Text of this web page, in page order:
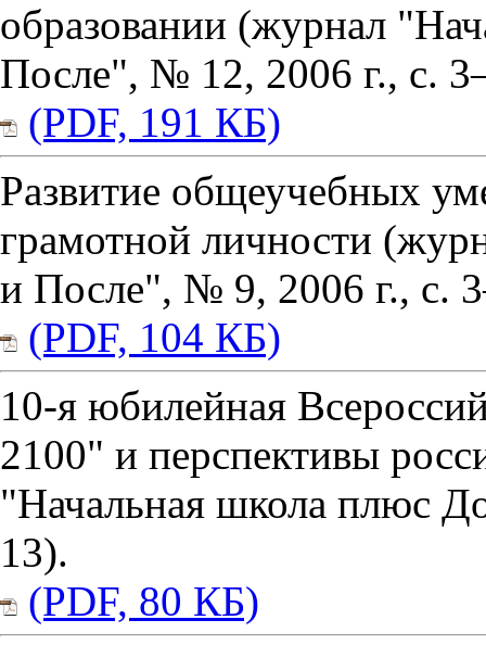
образовании (журнал
После", № 12, 2006 г., с.
(PDF, 191 КБ)
Развитие общеучебных
грамотной личности
и После", № 9, 2006 г., с.
(PDF, 104 КБ)
10-я юбилейная
2100" и перспективы
"Начальная школа плюс
13).
(PDF, 80 КБ)